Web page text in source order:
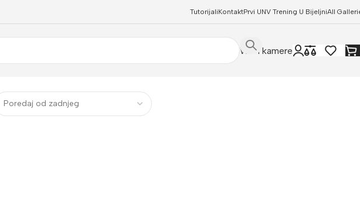
TutorijaliKontaktPrvi UNV Trening U BijeljniAll
WIFI kamere